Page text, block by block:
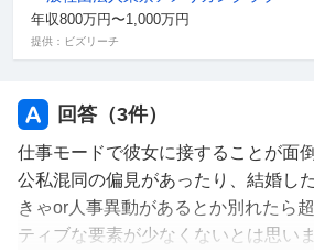
しています。
うちの会社でそこまで気を遣ってく
ほぼおらず、、笑
ちょっと怖い部分もあるけど
優しい人だなと感じております。
年収800万円〜1,000万円
提供：ビズリーチ
回答（3件）
仕事モードで彼女に接することが面
公私混同の偏見があったり、結婚し
きゃor人事異動があるとか別れたら
ティブな要素が少なくないとは思いま